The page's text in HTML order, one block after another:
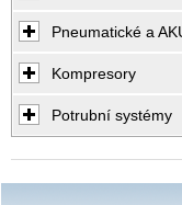
Pneumatické a
Kompresory
Potrubní systémy